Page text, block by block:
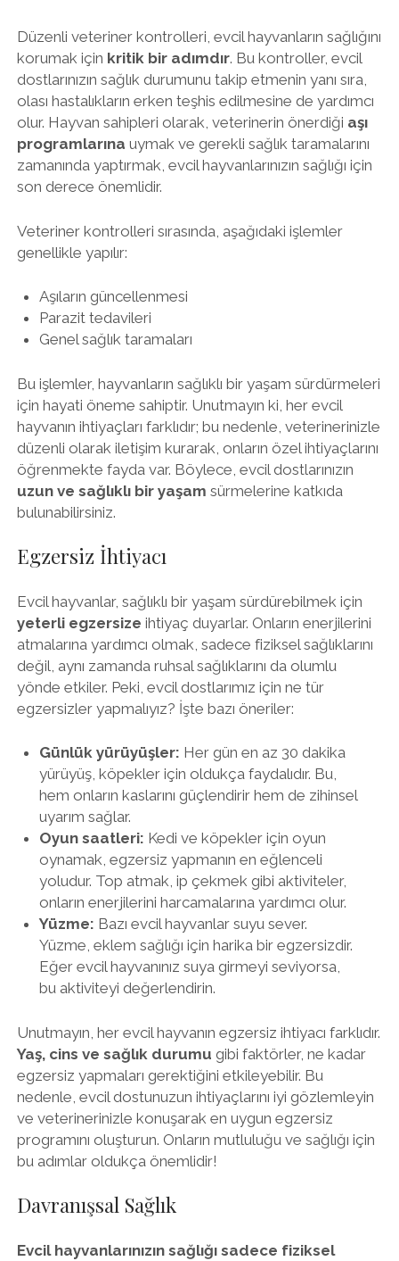
Düzenli veteriner kontrolleri, evcil hayvanların sağlığını
korumak için kritik bir adımdır. Bu kontroller, evcil
dostlarınızın sağlık durumunu takip etmenin yanı sıra,
olası hastalıkların erken teşhis edilmesine de yardımcı
olur. Hayvan sahipleri olarak, veterinerin önerdiği aşı
programlarına uymak ve gerekli sağlık taramalarını
zamanında yaptırmak, evcil hayvanlarınızın sağlığı için
son derece önemlidir.
Veteriner kontrolleri sırasında, aşağıdaki işlemler
genellikle yapılır:
Aşıların güncellenmesi
Parazit tedavileri
Genel sağlık taramaları
Bu işlemler, hayvanların sağlıklı bir yaşam sürdürmeleri
için hayati öneme sahiptir. Unutmayın ki, her evcil
hayvanın ihtiyaçları farklıdır; bu nedenle, veterinerinizle
düzenli olarak iletişim kurarak, onların özel ihtiyaçlarını
öğrenmekte fayda var. Böylece, evcil dostlarınızın
uzun ve sağlıklı bir yaşam sürmelerine katkıda
bulunabilirsiniz.
Egzersiz İhtiyacı
Evcil hayvanlar, sağlıklı bir yaşam sürdürebilmek için
yeterli egzersize ihtiyaç duyarlar. Onların enerjilerini
atmalarına yardımcı olmak, sadece fiziksel sağlıklarını
değil, aynı zamanda ruhsal sağlıklarını da olumlu
yönde etkiler. Peki, evcil dostlarımız için ne tür
egzersizler yapmalıyız? İşte bazı öneriler:
Günlük yürüyüşler: Her gün en az 30 dakika
yürüyüş, köpekler için oldukça faydalıdır. Bu,
hem onların kaslarını güçlendirir hem de zihinsel
uyarım sağlar.
Oyun saatleri: Kedi ve köpekler için oyun
oynamak, egzersiz yapmanın en eğlenceli
yoludur. Top atmak, ip çekmek gibi aktiviteler,
onların enerjilerini harcamalarına yardımcı olur.
Yüzme: Bazı evcil hayvanlar suyu sever.
Yüzme, eklem sağlığı için harika bir egzersizdir.
Eğer evcil hayvanınız suya girmeyi seviyorsa,
bu aktiviteyi değerlendirin.
Unutmayın, her evcil hayvanın egzersiz ihtiyacı farklıdır.
Yaş, cins ve sağlık durumu gibi faktörler, ne kadar
egzersiz yapmaları gerektiğini etkileyebilir. Bu
nedenle, evcil dostunuzun ihtiyaçlarını iyi gözlemleyin
ve veterinerinizle konuşarak en uygun egzersiz
programını oluşturun. Onların mutluluğu ve sağlığı için
bu adımlar oldukça önemlidir!
Davranışsal Sağlık
Evcil hayvanlarınızın sağlığı sadece fiziksel